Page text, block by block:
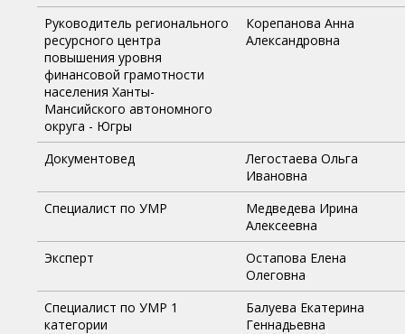
Руководитель регионального
ресурсного центра
повышения уровня
финансовой грамотности
населения Ханты-
Мансийского автономного
округа - Югры
Корепанова Анна
Александровна
Документовед
Легостаева Ольга
Ивановна
Специалист по УМР
Медведева Ирина
Алексеевна
Эксперт
Остапова Елена
Олеговна
Специалист по УМР 1
категории
Балуева Екатерина
Геннадьевна